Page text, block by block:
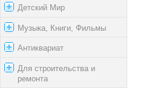
Детский Мир
Музыка, Книги, Фильмы
Антиквариат
Для строительства и
ремонта